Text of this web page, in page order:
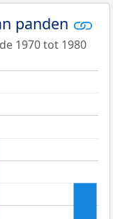
panden
1970 tot 1980